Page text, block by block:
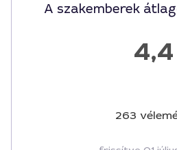
A szakemberek
4,4
263